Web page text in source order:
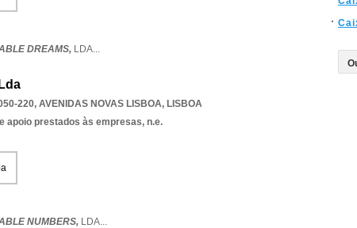
DREAMS, LDA...
220, AVENIDAS NOVAS LISBOA, LISBOA
apoio prestados às empresas, n.e.
NUMBERS, LDA...